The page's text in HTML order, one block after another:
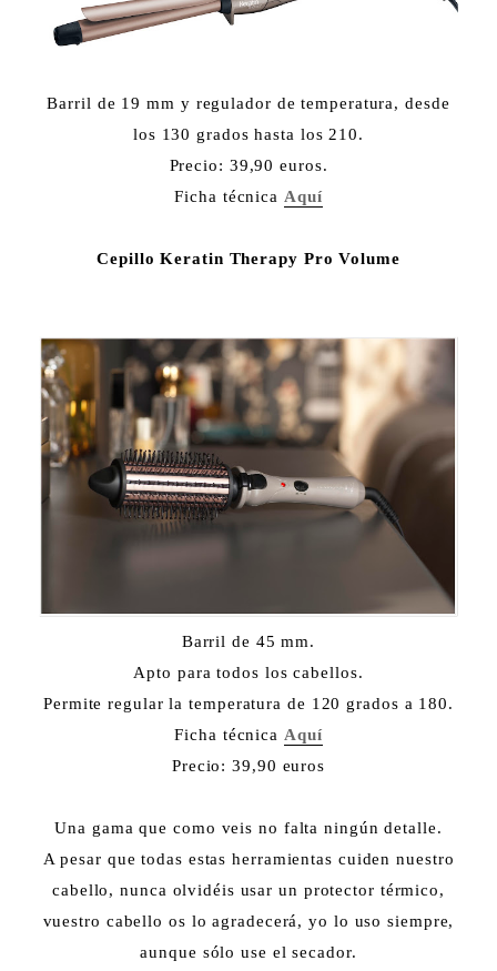
Barril de 19 mm y regulador de temperatura, desde
los 130 grados hasta los 210.
Precio: 39,90 euros.
Ficha técnica Aquí
Cepillo Keratin Therapy Pro Volume
Barril de 45 mm.
Apto para todos los cabellos.
Permite regular la temperatura de 120 grados a 180.
Ficha técnica Aquí
Precio: 39,90 euros
Una gama que como veis no falta ningún detalle.
A pesar que todas estas herramientas cuiden nuestro
cabello, nunca olvidéis usar un protector térmico,
vuestro cabello os lo agradecerá, yo lo uso siempre,
aunque sólo use el secador.